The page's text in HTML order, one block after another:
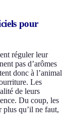
pour
réguler leur
pas d’arômes
donc à l’animal
Les
de leurs
Du coup, les
plus qu’il ne faut,